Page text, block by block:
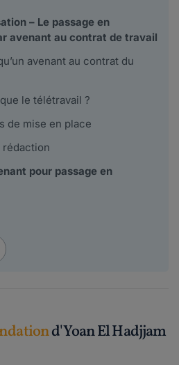
– Le passage en
avenant au contrat de travail
avenant au contrat du
le télétravail ?
de mise en place
rédaction
pour passage en
d'Yoan El Hadjjam